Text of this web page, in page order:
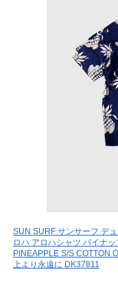
SUN SURF サンサーフ デ
ロハ アロハシャツ パイナ
PINEAPPLE S/S COTTON
上より永遠に DK37811